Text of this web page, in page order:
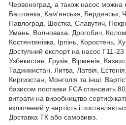
Червоноград, а також насос можна
Баштанка, Кам'янське, Бердянськ,
Павлоград, Шостка, Славутич,
Умань, Волноваха, Дрогобич,
Костянтинівка, Ірпінь, Коростень,
Доступний експорт на насос Г11-23
Узбекистан, Грузія, Вірменія,
Таджикистан, Литва, Латвія,
Киргизстан, Монголія та інші.
базисом поставки FCA становить
витрати на виробництво
включений у вартість і
Доставка ТК або самовивіз.